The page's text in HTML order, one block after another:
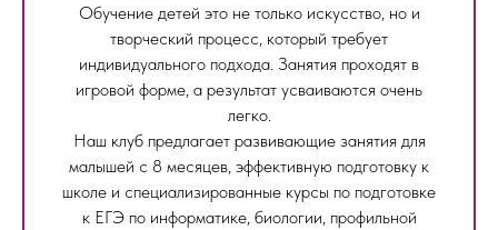
Обучение детей это не только искусство, но и
творческий процесс, который требует
индивидуального подхода. Занятия проходят в
игровой форме, а результат усваиваются очень
легко.
Наш клуб предлагает развивающие занятия для
малышей с 8 месяцев, эффективную подготовку к
школе и специализированные курсы по подготовке
к ЕГЭ по информатике, биологии, профильной